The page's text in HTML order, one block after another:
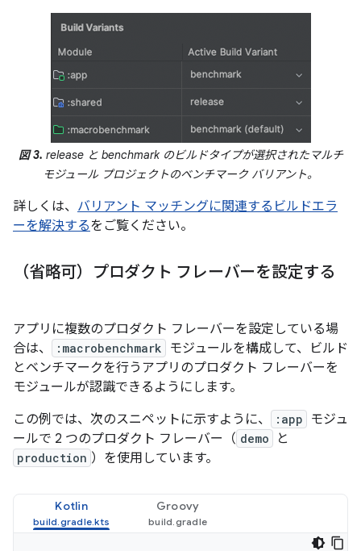
図 3. release と benchmark のビルドタイプが選択されたマルチ
モジュール プロジェクトのベンチマーク バリアント。
詳しくは、 バリアント マッチングに関連するビルドエラ
ーを解決するをご覧ください。
（省略可）プロダクト フレーバーを設定する
アプリに複数のプロダクト フレーバーを設定している場
合は、
:macrobenchmark
モジュールを構成して、ビルド
とベンチマークを行うアプリのプロダクト フレーバーを
モジュールが認識できるようにします。
この例では、次のスニペットに示すように、
:app
モジュ
ールで 2 つのプロダクト フレーバー（ demo と
production ）を使用しています。
Kotlin Groovy